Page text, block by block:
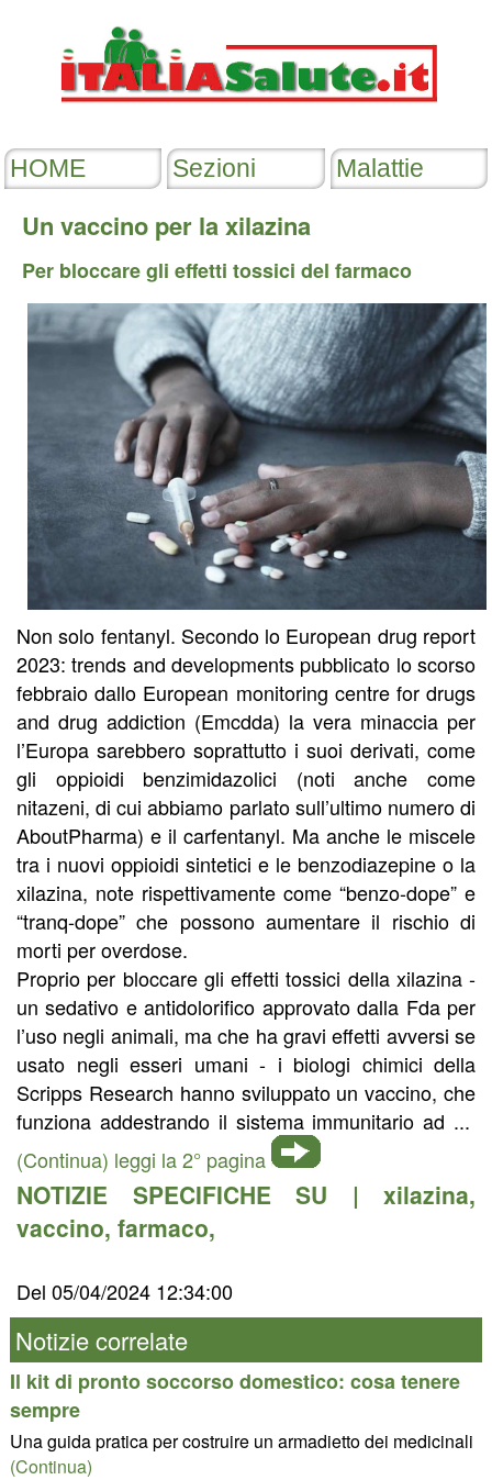
Un vaccino per la xilazina
Per bloccare gli effetti tossici del farmaco
Non solo fentanyl. Secondo lo European drug report
2023: trends and developments pubblicato lo scorso
febbraio dallo European monitoring centre for drugs
and drug addiction (Emcdda) la vera minaccia per
l’Europa sarebbero soprattutto i suoi derivati, come
gli oppioidi benzimidazolici (noti anche come
nitazeni, di cui abbiamo parlato sull’ultimo numero di
AboutPharma) e il carfentanyl. Ma anche le miscele
tra i nuovi oppioidi sintetici e le benzodiazepine o la
xilazina, note rispettivamente come “benzo-dope” e
“tranq-dope” che possono aumentare il rischio di
morti per overdose.
Proprio per bloccare gli effetti tossici della xilazina -
un sedativo e antidolorifico approvato dalla Fda per
l’uso negli animali, ma che ha gravi effetti avversi se
usato negli esseri umani - i biologi chimici della
Scripps Research hanno sviluppato un vaccino, che
funziona addestrando il sistema immunitario ad ...
(Continua) leggi la 2° pagina
NOTIZIE SPECIFICHE SU | xilazina,
vaccino, farmaco,
Del 05/04/2024 12:34:00
Notizie correlate
Il kit di pronto soccorso domestico: cosa tenere
sempre
Una guida pratica per costruire un armadietto dei medicinali
(Continua)